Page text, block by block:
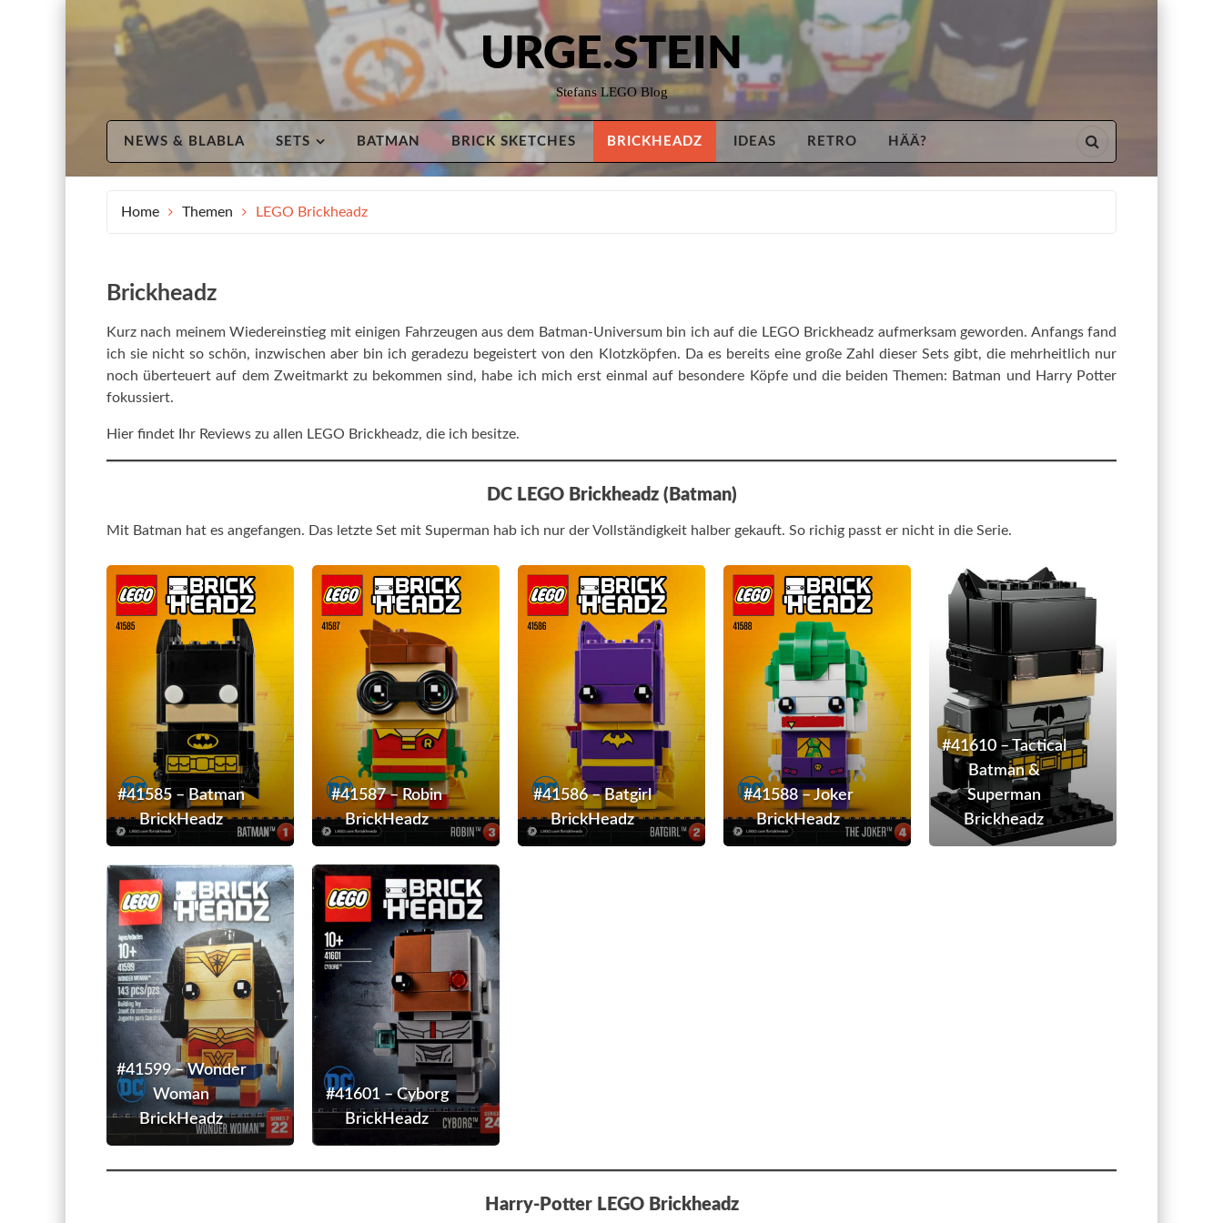
to
URGE.STEIN
Stefans LEGO Blog
NEWS & BLABLA SETS BATMAN BRICK SKETCHES BRICKHEADZ IDEAS RETRO HÄÄ?
Home Themen LEGO Brickheadz
Brickheadz
Kurz nach meinem Wiedereinstieg mit einigen Fahrzeugen aus dem Batman-Universum bin ich auf die LEGO Brickheadz aufmerksam geworden. Anfangs fand
ich sie nicht so schön, inzwischen aber bin ich geradezu begeistert von den Klotzköpfen. Da es bereits eine große Zahl dieser Sets gibt, die mehrheitlich nur
noch überteuert auf dem Zweitmarkt zu bekommen sind, habe ich mich erst einmal auf besondere Köpfe und die beiden Themen: Batman und Harry Potter
fokussiert.
Hier findet Ihr Reviews zu allen LEGO Brickheadz, die ich besitze.
DC LEGO Brickheadz (Batman)
Mit Batman hat es angefangen. Das letzte Set mit Superman hab ich nur der Vollständigkeit halber gekauft. So richig passt er nicht in die Serie.
#41585
–
Batman
BrickHeadz
#41585 – Batman
BrickHeadz
#41587
–
Robin
BrickHeadz
#41587 – Robin
BrickHeadz
#41586
–
Batgirl
BrickHeadz
#41586 – Batgirl
BrickHeadz
#41588
–
Joker
BrickHeadz
#41588 – Joker
BrickHeadz
#41610
–
Batman
&
Superman
Brickheadz
#41610 – Tactical
Batman &
Superman
Brickheadz
#41599
–
Wonder
Woman
BrickHeadz
#41599 – Wonder
Woman
BrickHeadz
#41601
–
Cyborg
BrickHeadz
#41601 – Cyborg
BrickHeadz
Harry-Potter LEGOBrickheadz